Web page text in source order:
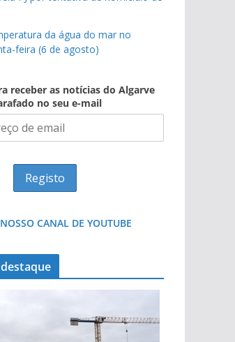
da água do mar no
feira (6 de agosto)
receber as notícias do Algarve
no seu e-mail
CANAL DE YOUTUBE